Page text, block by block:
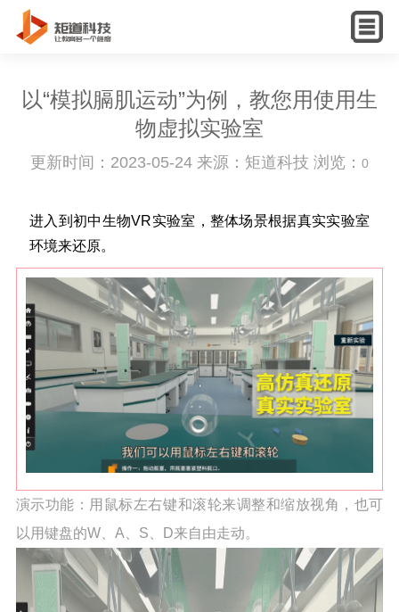
English
以“模拟膈肌运动”为例，教您用使用生
物虚拟实验室
更新时间：2023-05-24 来源：矩道科技 浏览： 0
进入到初中生物VR实验室，整体场景根据真实实验室
环境来还原。
演示功能： 用鼠标左右键和滚轮来调整和缩放视角，也可
以用键盘的W、A、S、D来自由走动。